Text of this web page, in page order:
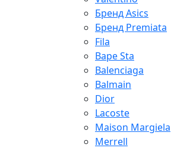
Бренд Asics
Бренд Premiata
Fila
Bape Sta
Balenciaga
Balmain
Dior
Lacoste
Maison Margiela
Merrell